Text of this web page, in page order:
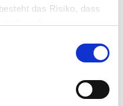
das Risiko, dass
können Daten
mit anderen Daten
Zwecken der
Party oder den